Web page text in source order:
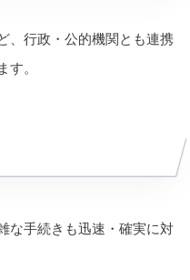
、行政・公的機関とも連携
す。
な手続きも迅速・確実に対